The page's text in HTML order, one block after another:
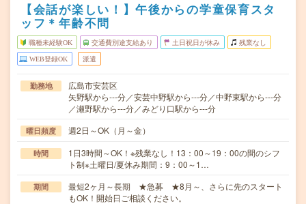
【会話が楽しい！】午後からの学童保育スタ
ッフ＊年齢不問
職種未経験OK 交通費別途支給あり 土日祝日が休み 残業なし
WEB登録OK 派遣
勤務地
広島市安芸区
矢野駅から---分／安芸中野駅から---分／中野東駅から---分
／瀬野駅から---分／みどり口駅から---分
曜日頻度 週2日～OK（月～金）
時間
1日3時間～OK！※残業なし！13：00～19：00の間のシフ
ト制※土曜日/夏休み期間：9：00～1…
期間
最短2ヶ月～長期 ★急募 ★8月～、さらに先のスタート
もOK！開始日ご相談ください。